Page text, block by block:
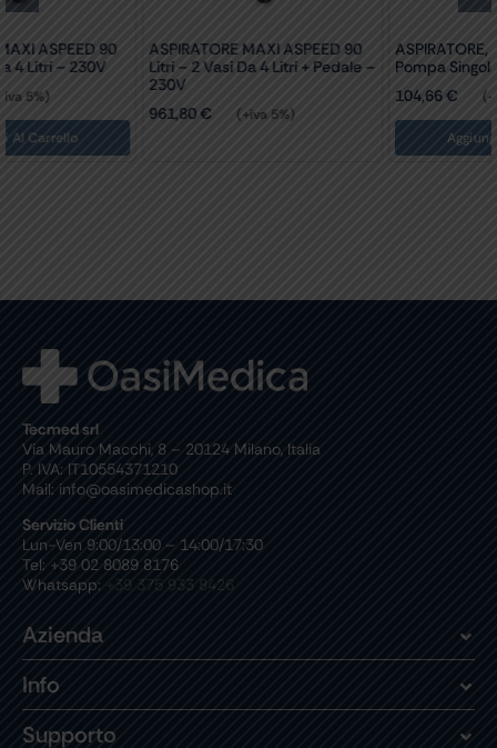
ASPIRATORE, ASPEED 3 – 230V
Pompa Singola – 1 L
104,66
Aggiungi Al Carrello
ASPIRATORE CHIRURGICO
ASPEED 2 – Doppia Pompa
(+iva 5%)
Tecmed srl
Via Mauro Macchi, 8 – 20124 Milano, Italia
P. IVA: IT10554371210
Mail: info@oasimedicashop.it
Servizio Clienti
Lun-Ven 9:00/13:00 – 14:00/17:30
Tel: +39 02 8089 8176
Whatsapp:
+39 375 933 8426
Azienda
Info
Supporto